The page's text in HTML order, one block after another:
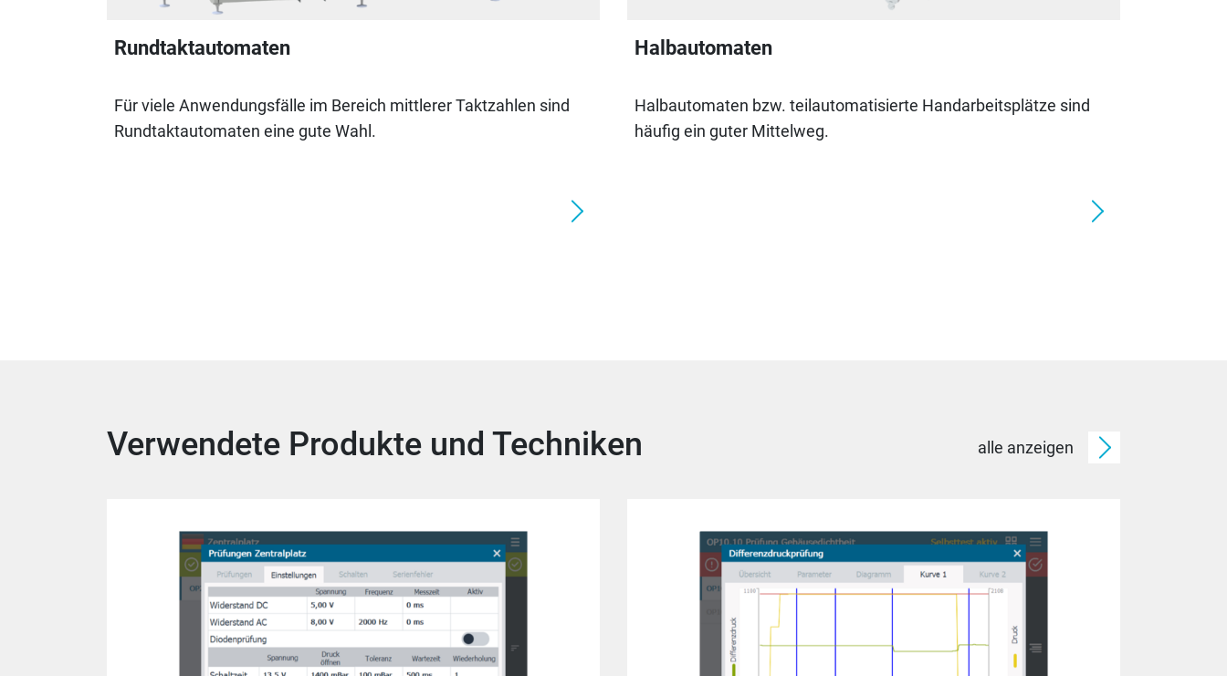
Rundtaktautomaten
Für viele Anwendungsfälle im Bereich mittlerer Taktzahlen sind
Rundtaktautomaten eine gute Wahl.
Halbautomaten
Halbautomaten bzw. teilautomatisierte Handarbeitsplätze sind
häufig ein guter Mittelweg.
Verwendete Produkte und Techniken alle anzeigen